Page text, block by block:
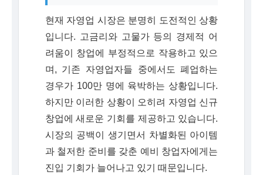
현재 자영업 시장은 분명히 도전적인 상황
입니다. 고금리와 고물가 등의 경제적 어
려움이 창업에 부정적으로 작용하고 있으
며, 기존 자영업자들 중에서도 폐업하는
경우가 100만 명에 육박하는 상황입니다.
하지만 이러한 상황이 오히려 자영업 신규
창업에 새로운 기회를 제공하고 있습니다.
시장의 공백이 생기면서 차별화된 아이템
과 철저한 준비를 갖춘 예비 창업자에게는
진입 기회가 늘어나고 있기 때문입니다.